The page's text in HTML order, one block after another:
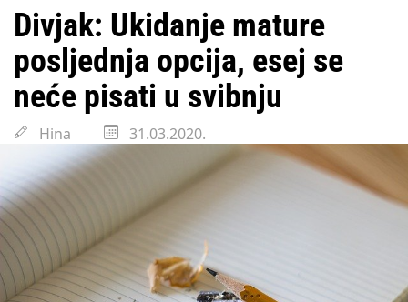
najavio za jesen
Državni tajnik Rukavina: Hrvatska ima 3,6 milijuna birača
HŽ Infrastruktura: Nesreće na željezničkim prijelazima
prepolovljene
Državni inspektorat opozvao Barebells pločicu - soft protein
bar Coco Choco
Divjak: Ukidanje mature
posljednja opcija, esej se
neće pisati u svibnju
Hina 31.03.2020.